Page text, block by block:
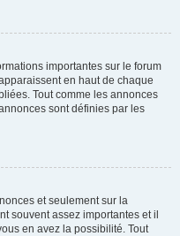
importantes sur le forum
en haut de chaque
Tout comme les annonces
sont définies par les
et seulement sur la
souvent assez importantes et il
en avez la possibilité. Tout